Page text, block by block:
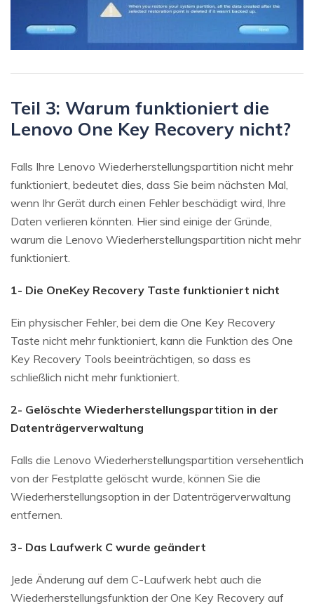
Teil 3: Warum funktioniert die
Lenovo One Key Recovery nicht?
Falls Ihre Lenovo Wiederherstellungspartition nicht mehr
funktioniert, bedeutet dies, dass Sie beim nächsten Mal,
wenn Ihr Gerät durch einen Fehler beschädigt wird, Ihre
Daten verlieren könnten. Hier sind einige der Gründe,
warum die Lenovo Wiederherstellungspartition nicht mehr
funktioniert.
1- Die OneKey Recovery Taste funktioniert nicht
Ein physischer Fehler, bei dem die One Key Recovery
Taste nicht mehr funktioniert, kann die Funktion des One
Key Recovery Tools beeinträchtigen, so dass es
schließlich nicht mehr funktioniert.
2- Gelöschte Wiederherstellungspartition in der
Datenträgerverwaltung
Falls die Lenovo Wiederherstellungspartition versehentlich
von der Festplatte gelöscht wurde, können Sie die
Wiederherstellungsoption in der Datenträgerverwaltung
entfernen.
3- Das Laufwerk C wurde geändert
Jede Änderung auf dem C-Laufwerk hebt auch die
Wiederherstellungsfunktion der One Key Recovery auf